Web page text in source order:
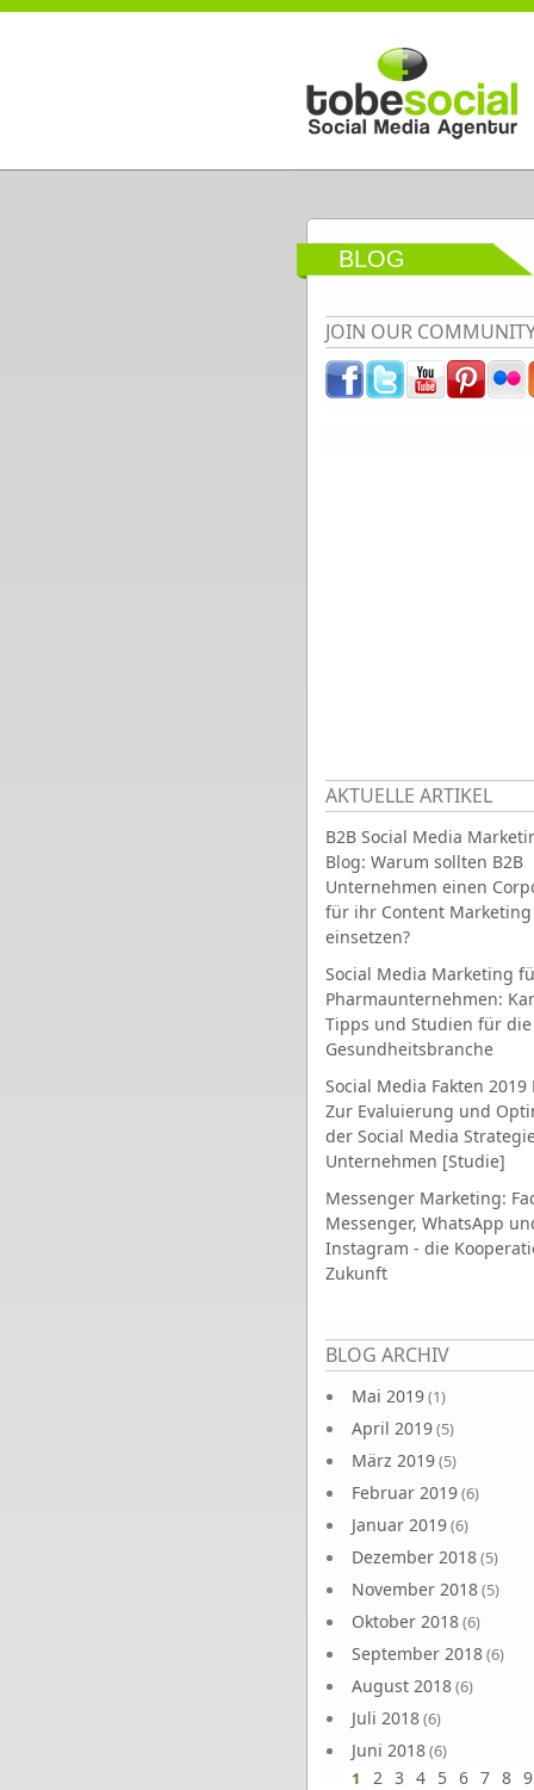
Direkt zum Inhalt
BLOG
JOIN OUR
AKTUELLE ARTIKEL
B2B Social Media
Blog: Warum sollten B2B
Unternehmen einen
für ihr Content Marketing
einsetzen?
Social Media Marketing
Pharmaunternehmen:
Tipps und Studien für die
Gesundheitsbranche
Social Media Fakten 2019
Zur Evaluierung und
der Social Media
Unternehmen [Studie]
Messenger Marketing:
Messenger, WhatsApp
Instagram - die
Zukunft
BLOG ARCHIV
Mai 2019(1)
April 2019(5)
März 2019(5)
Februar 2019(6)
Januar 2019(6)
Dezember 2018(5)
November 2018(5)
Oktober 2018(6)
September 2018(6)
August 2018(6)
Juli 2018(6)
Juni 2018(6)
Seiten
1 2 3 4 5 6 7 8 9